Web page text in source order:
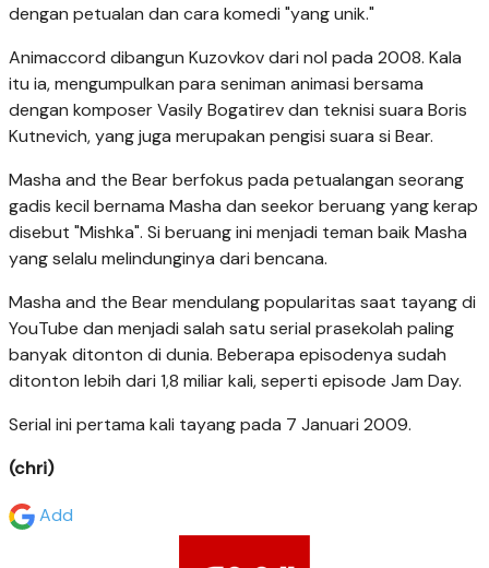
dengan petualan dan cara komedi "yang unik."
Animaccord dibangun Kuzovkov dari nol pada 2008. Kala
itu ia, mengumpulkan para seniman animasi bersama
dengan komposer Vasily Bogatirev dan teknisi suara Boris
Kutnevich, yang juga merupakan pengisi suara si Bear.
Masha and the Bear berfokus pada petualangan seorang
gadis kecil bernama Masha dan seekor beruang yang kerap
disebut "Mishka". Si beruang ini menjadi teman baik Masha
yang selalu melindunginya dari bencana.
Masha and the Bear mendulang popularitas saat tayang di
YouTube dan menjadi salah satu serial prasekolah paling
banyak ditonton di dunia. Beberapa episodenya sudah
ditonton lebih dari 1,8 miliar kali, seperti episode Jam Day.
Serial ini pertama kali tayang pada 7 Januari 2009.
(chri)
Add